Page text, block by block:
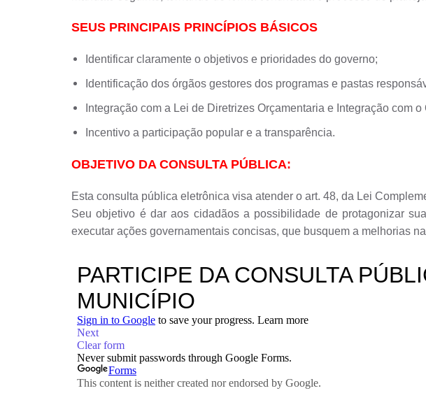
SEUS PRINCIPAIS PRINCÍPIOS BÁSICOS
Identificar claramente o objetivos e prioridades do governo;
Identificação dos órgãos gestores dos programas e pastas
Integração com a Lei de Diretrizes Orçamentaria e Integração com
Incentivo a participação popular e a transparência.
OBJETIVO DA CONSULTA PÚBLICA:
Esta consulta pública eletrônica visa atender o art. 48, da Lei
Seu objetivo é dar aos cidadãos a possibilidade de protagonizar
executar ações governamentais concisas, que busquem a melhorias